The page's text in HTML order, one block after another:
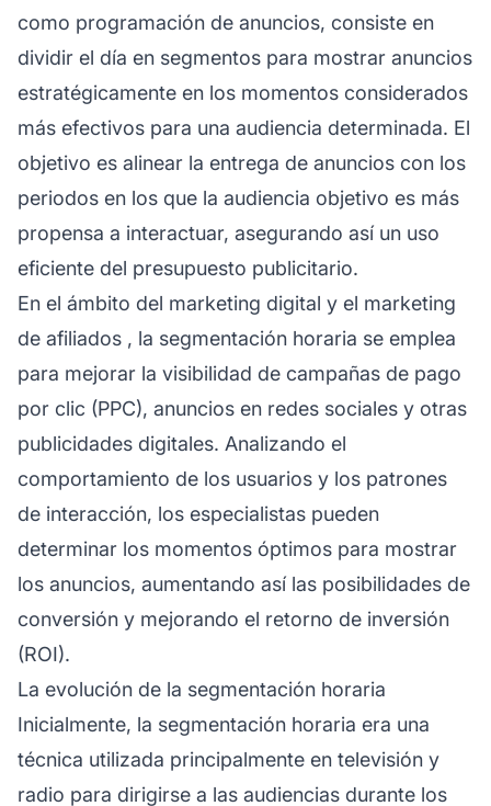
como programación de anuncios, consiste en
dividir el día en segmentos para mostrar anuncios
estratégicamente en los momentos considerados
más efectivos para una audiencia determinada. El
objetivo es alinear la entrega de anuncios con los
periodos en los que la audiencia objetivo es más
propensa a interactuar, asegurando así un uso
eficiente del presupuesto publicitario.
En el ámbito del marketing digital y el marketing
de afiliados , la segmentación horaria se emplea
para mejorar la visibilidad de campañas de pago
por clic (PPC), anuncios en redes sociales y otras
publicidades digitales. Analizando el
comportamiento de los usuarios y los patrones
de interacción, los especialistas pueden
determinar los momentos óptimos para mostrar
los anuncios, aumentando así las posibilidades de
conversión y mejorando el retorno de inversión
(ROI).
La evolución de la segmentación horaria
Inicialmente, la segmentación horaria era una
técnica utilizada principalmente en televisión y
radio para dirigirse a las audiencias durante los